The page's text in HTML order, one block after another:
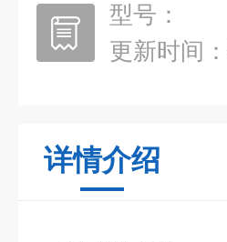
型号：
更新时间：
详情介绍